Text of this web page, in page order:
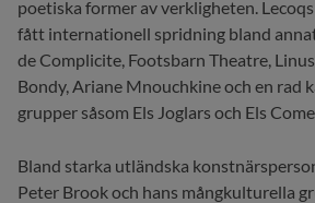
poetiska former av verkligheten.
fått internationell spridning bland
de Complicite, Footsbarn Theatre,
Bondy, Ariane Mnouchkine och en rad
grupper såsom Els Joglars och Els
Bland starka utländska
Peter Brook och hans mångkulturella